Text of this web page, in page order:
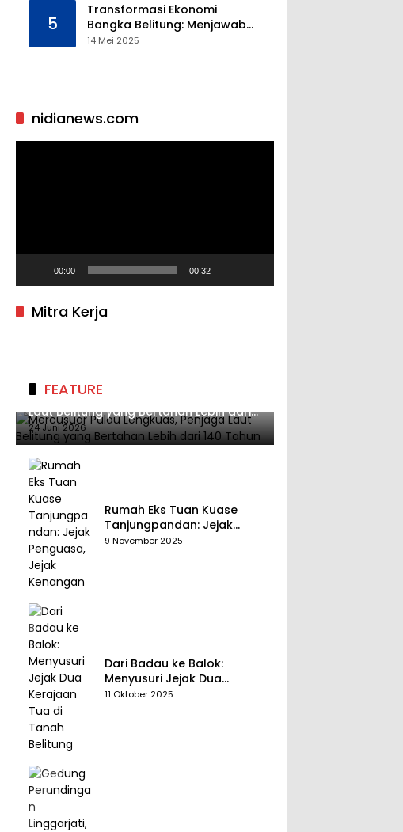
5
Transformasi Ekonomi
Bangka Belitung: Menjawab
Tantangan Melalui
14 Mei 2025
nidianews.com
00:00 00:32
Mitra Kerja
FEATURE
Mercusuar Pulau Lengkuas, Penjaga
Laut Belitung yang Bertahan Lebih dari
140 Tahun
24 Juni 2026
Rumah Eks Tuan Kuase
Tanjungpandan: Jejak
Penguasa, Jejak Kenangan
9 November 2025
Dari Badau ke Balok:
Menyusuri Jejak Dua
Kerajaan Tua di Tanah
11 Oktober 2025